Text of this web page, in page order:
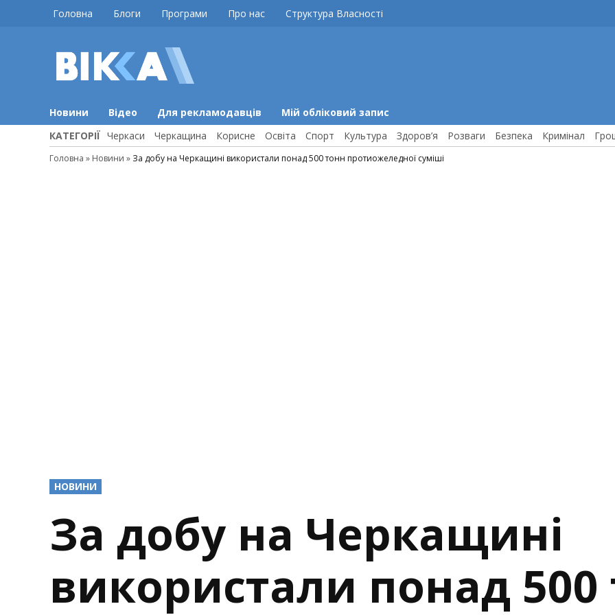
Головна Блоги Програми Про нас Структура Власності
Новини Відео Для рекламодавців
Мій обліковий запис
КАТЕГОРІЇ Черкаси Черкащина Корисне Освіта Спорт Культура Здоров’я Розваги Безпека Кримінал
Головна » Новини » За добу на Черкащині використали понад 500 тонн протиожеледної суміші
POSTED
IN
НОВИНИ
За добу на Черкащині
використали понад 500